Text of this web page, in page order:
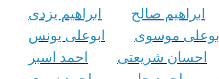
ابراهیم صالح
ابراهیم یزدی
موسوی
ابوعلی یونس
احسان شریعتی
احمد اسبر